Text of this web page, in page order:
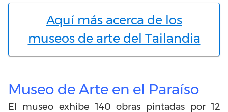
Aquí más acerca de los
museos de arte del Tailandia
Museo de Arte en el Paraíso
El museo exhibe 140 obras pintadas por 12